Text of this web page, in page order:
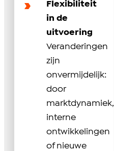
Flexibiliteit
in de
uitvoering
Veranderingen
zijn
onvermijdelijk:
door
marktdynamiek,
interne
ontwikkelingen
of nieuwe